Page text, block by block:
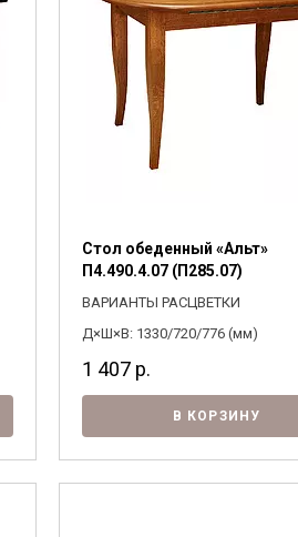
Стол обеденный «Альт»
П4.490.4.07 (П285.07)
ВАРИАНТЫ РАСЦВЕТКИ
Д×Ш×В: 1330/720/776 (мм)
1 407 р.
В КОРЗИНУ